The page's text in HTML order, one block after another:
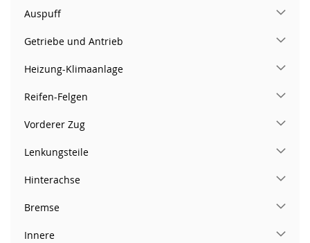
Auspuff
Getriebe und Antrieb
Heizung-Klimaanlage
Reifen-Felgen
Vorderer Zug
Lenkungsteile
Hinterachse
Bremse
Innere